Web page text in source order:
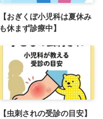
【おぎくぼ小児科は夏休み
も休まず診療中】
【虫刺されの受診の目安】